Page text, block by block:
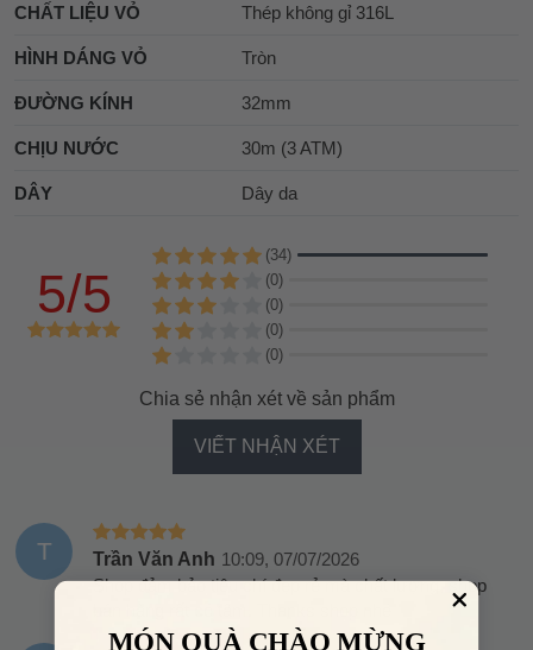
CHẤT LIỆU VỎ Thép không gỉ 316L
HÌNH DÁNG VỎ Tròn
ĐƯỜNG KÍNH 32mm
CHỊU NƯỚC 30m (3 ATM)
DÂY Dây da
5/5
(34)
(0)
(0)
(0)
(0)
Chia sẻ nhận xét về sản phẩm
VIẾT NHẬN XÉT
T Trần Văn Anh 10:09, 07/07/2026
Shop đảm bảo tiêu chí đẹp rẻ mà chất lượng, shop
MÓN QUÀ CHÀO MỪNG